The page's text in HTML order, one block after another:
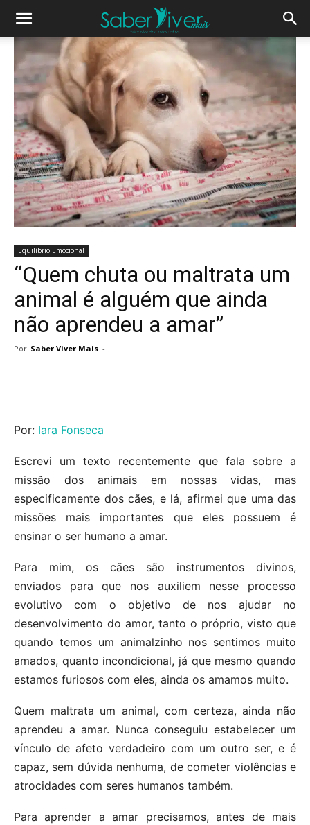
Equilíbrio Emocional
“Quem chuta ou maltrata um
animal é alguém que ainda
não aprendeu a amar”
Por Saber Viver Mais -
Por: Iara Fonseca
Escrevi um texto recentemente que fala sobre a
missão dos animais em nossas vidas, mas
especificamente dos cães, e lá, afirmei que uma das
missões mais importantes que eles possuem é
ensinar o ser humano a amar.
Para mim, os cães são instrumentos divinos,
enviados para que nos auxiliem nesse processo
evolutivo com o objetivo de nos ajudar no
desenvolvimento do amor, tanto o próprio, visto que
quando temos um animalzinho nos sentimos muito
amados, quanto incondicional, já que mesmo quando
estamos furiosos com eles, ainda os amamos muito.
Quem maltrata um animal, com certeza, ainda não
aprendeu a amar. Nunca conseguiu estabelecer um
vínculo de afeto verdadeiro com um outro ser, e é
capaz, sem dúvida nenhuma, de cometer violências e
atrocidades com seres humanos também.
Para aprender a amar precisamos, antes de mais